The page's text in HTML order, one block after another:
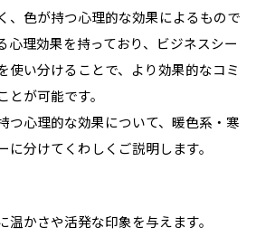
、色が持つ心理的な効果によるもので
心理効果を持っており、ビジネスシー
使い分けることで、より効果的なコミ
が可能です。
つ心理的な効果について、暖色系・寒
分けてくわしくご説明します。
かさや活発な印象を与えます。